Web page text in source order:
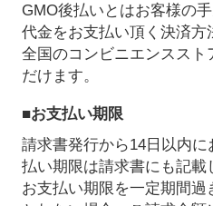
GMO後払いとはお客様の
代金をお支払い頂く決済方
全国のコンビニエンススト
だけます。
■お支払い期限
請求書発行から14日以内
払い期限は請求書にも記載
お支払い期限を一定期間